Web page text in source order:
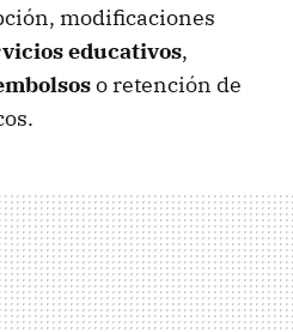
modificaciones
educativos,
o retención de